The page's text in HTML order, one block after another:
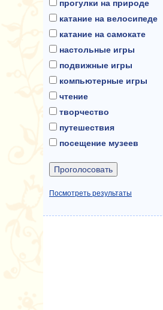
прогулки на природе
катание на велосипеде
катание на самокате
настольные игры
подвижные игры
компьютерные игры
чтение
творчество
путешествия
посещение музеев
Посмотреть результаты